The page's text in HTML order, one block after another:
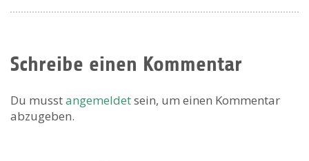
Schreibe einen Kommentar
Du musstangemeldetsein, um einen Kommentar
abzugeben.